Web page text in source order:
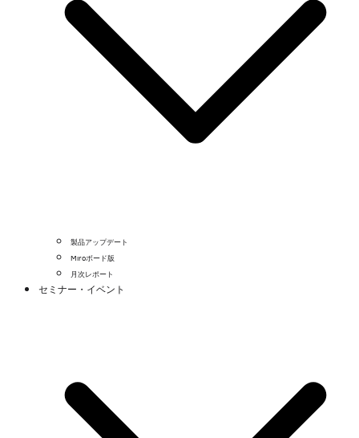
製品アップデート
Miroボード版
月次レポート
セミナー・イベント